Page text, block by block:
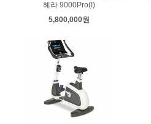
헤라 9000Pro(I)
5,800,000원